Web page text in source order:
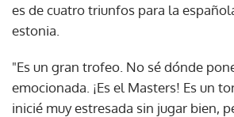
es de cuatro triunfos para la
estonia.
"Es un gran trofeo. No sé dónde
emocionada. ¡Es el Masters! Es un
inicié muy estresada sin jugar bien,